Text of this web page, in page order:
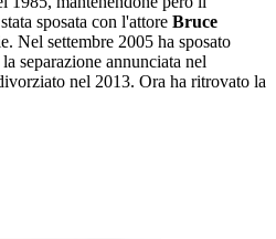
sposata con l'attore Bruce
Nel settembre 2005 ha sposato
separazione annunciata nel
nel 2013. Ora ha ritrovato la